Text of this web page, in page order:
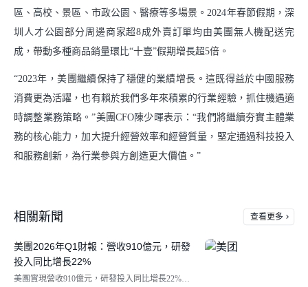
區、高校、景區、市政公園、醫療等多場景。2024年春節假期，深
圳人才公園部分周邊商家超8成外賣訂單均由美團無人機配送完
成，帶動多種商品銷量環比“十壹”假期增長超5倍。
“2023年，美團繼續保持了穩健的業績增長。這既得益於中國服務
消費更為活躍，也有賴於我們多年來積累的行業經驗，抓住機遇適
時調整業務策略。”美團CFO陳少暉表示：“我們將繼續夯實主體業
務的核心能力，加大提升經營效率和經營質量，堅定通過科技投入
和服務創新，為行業參與方創造更大價值。”
相關新聞 查看更多
美團2026年Q1財報：營收910億元，研發
投入同比增長22%
美團實現營收910億元，研發投入同比增長22%至7